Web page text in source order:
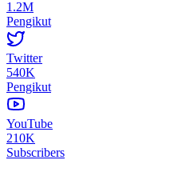
1.2M
Pengikut
Twitter
540K
Pengikut
YouTube
210K
Subscribers